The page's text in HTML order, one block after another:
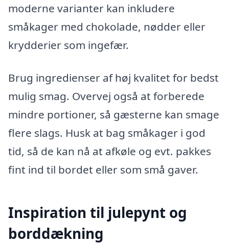
moderne varianter kan inkludere
småkager med chokolade, nødder eller
krydderier som ingefær.
Brug ingredienser af høj kvalitet for bedst
mulig smag. Overvej også at forberede
mindre portioner, så gæsterne kan smage
flere slags. Husk at bag småkager i god
tid, så de kan nå at afkøle og evt. pakkes
fint ind til bordet eller som små gaver.
Inspiration til julepynt og
borddækning